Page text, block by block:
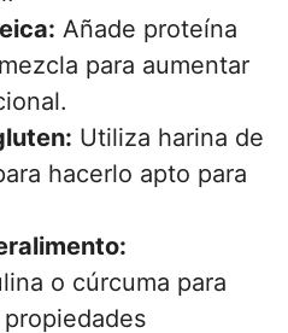
Añade proteína
para aumentar
Utiliza harina de
hacerlo apto para
o cúrcuma para